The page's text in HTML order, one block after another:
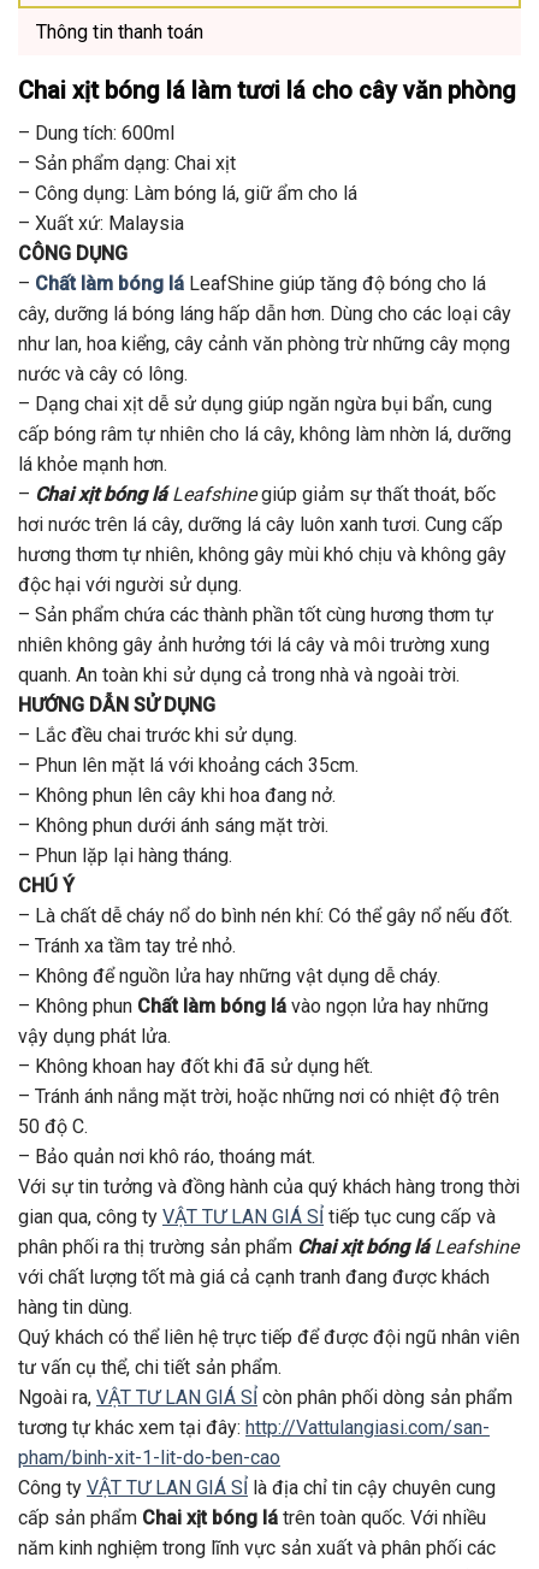
Thông tin thanh toán
Chai xịt bóng lá làm tươi lá cho cây văn phòng
– Dung tích: 600ml
– Sản phẩm dạng: Chai xịt
– Công dụng: Làm bóng lá, giữ ẩm cho lá
– Xuất xứ: Malaysia
CÔNG DỤNG
– Chất làm bóng lá LeafShine giúp tăng độ bóng cho lá
cây, dưỡng lá bóng láng hấp dẫn hơn. Dùng cho các loại cây
như lan, hoa kiểng, cây cảnh văn phòng trừ những cây mọng
nước và cây có lông.
– Dạng chai xịt dễ sử dụng giúp ngăn ngừa bụi bẩn, cung
cấp bóng râm tự nhiên cho lá cây, không làm nhờn lá, dưỡng
lá khỏe mạnh hơn.
– Chai xịt bóng láLeafshinegiúp giảm sự thất thoát, bốc
hơi nước trên lá cây, dưỡng lá cây luôn xanh tươi. Cung cấp
hương thơm tự nhiên, không gây mùi khó chịu và không gây
độc hại với người sử dụng.
– Sản phẩm chứa các thành phần tốt cùng hương thơm tự
nhiên không gây ảnh hưởng tới lá cây và môi trường xung
quanh. An toàn khi sử dụng cả trong nhà và ngoài trời.
HƯỚNG DẪN SỬ DỤNG
– Lắc đều chai trước khi sử dụng.
– Phun lên mặt lá với khoảng cách 35cm.
– Không phun lên cây khi hoa đang nở.
– Không phun dưới ánh sáng mặt trời.
– Phun lặp lại hàng tháng.
CHÚ Ý
– Là chất dễ cháy nổ do bình nén khí: Có thể gây nổ nếu đốt.
– Tránh xa tầm tay trẻ nhỏ.
– Không để nguồn lửa hay những vật dụng dễ cháy.
– Không phun Chất làm bóng lá vào ngọn lửa hay những
vậy dụng phát lửa.
– Không khoan hay đốt khi đã sử dụng hết.
– Tránh ánh nắng mặt trời, hoặc những nơi có nhiệt độ trên
50 độ C.
– Bảo quản nơi khô ráo, thoáng mát.
Với sự tin tưởng và đồng hành của quý khách hàng trong thời
gian qua, công ty VẬT TƯ LAN GIÁ SỈ tiếp tục cung cấp và
phân phối ra thị trường sản phẩm Chai xịt bóng láLeafshine
với chất lượng tốt mà giá cả cạnh tranh đang được khách
hàng tin dùng.
Quý khách có thể liên hệ trực tiếp để được đội ngũ nhân viên
tư vấn cụ thể, chi tiết sản phẩm.
Ngoài ra, VẬT TƯ LAN GIÁ SỈ còn phân phối dòng sản phẩm
tương tự khác xem tại đây: http://Vattulangiasi.com/san-
pham/binh-xit-1-lit-do-ben-cao
Công ty VẬT TƯ LAN GIÁ SỈ là địa chỉ tin cậy chuyên cung
cấp sản phẩm Chai xịt bóng lá trên toàn quốc. Với nhiều
năm kinh nghiệm trong lĩnh vực sản xuất và phân phối các